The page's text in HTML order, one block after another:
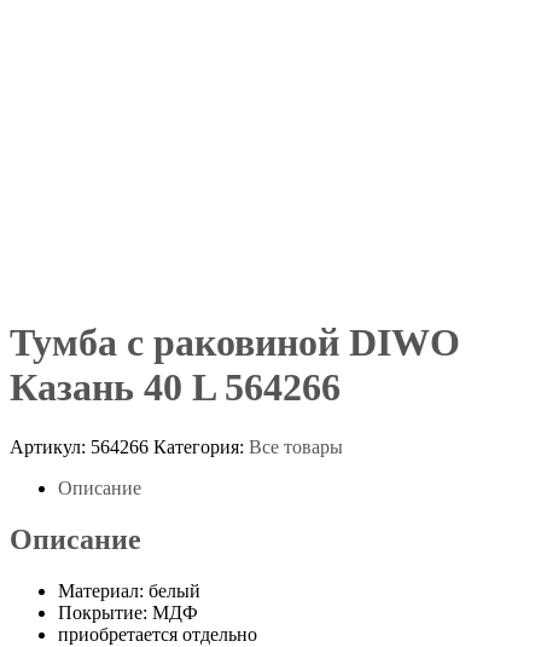
Тумба с раковиной DIWO
Казань 40 L 564266
Артикул: 564266 Категория: Все товары
Описание
Описание
Материал: белый
Покрытие: МДФ
приобретается отдельно